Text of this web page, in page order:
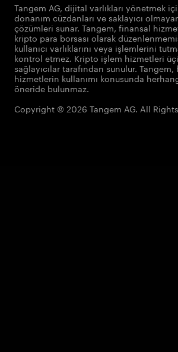
Tangem AG, dijital varlıkları yönetmek
donanım cüzdanları ve saklayıcı
çözümleri sunar. Tangem, finansal
kripto para borsası olarak
kullanıcı varlıklarını veya işlemlerini
kontrol etmez. Kripto işlem hizmetleri
sağlayıcılar tarafından sunulur.
hizmetlerin kullanımı konusunda
öneride bulunmaz.